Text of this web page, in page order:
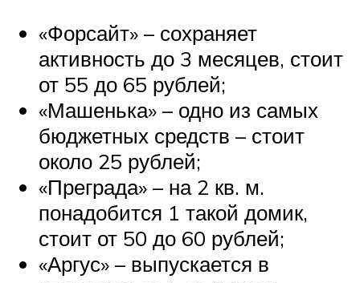
«Форсайт» – сохраняет
активность до 3 месяцев, стоит
от 55 до 65 рублей;
«Машенька» – одно из самых
бюджетных средств – стоит
около 25 рублей;
«Преграда» – на 2 кв. м.
понадобится 1 такой домик,
стоит от 50 до 60 рублей;
«Аргус» – выпускается в